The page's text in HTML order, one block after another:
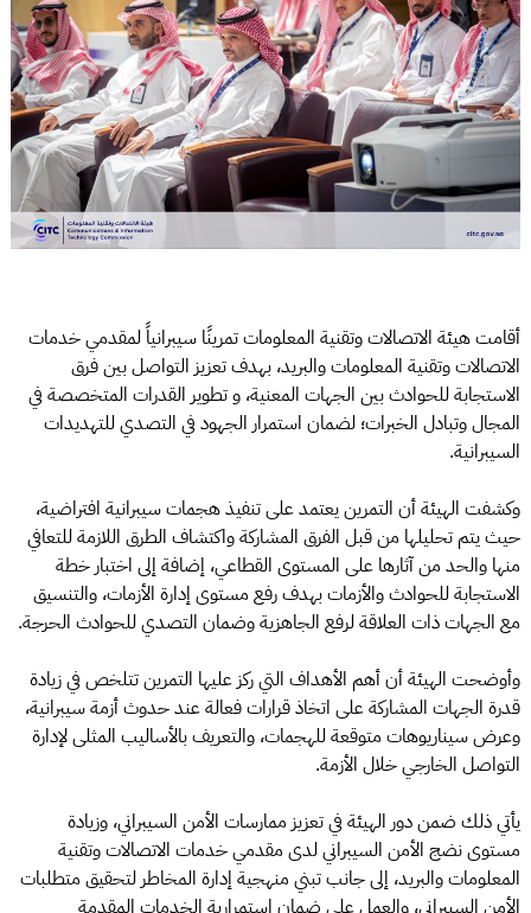
أقامت هيئة الاتصالات وتقنية المعلومات تمرينًا سيبرانياً لمقدمي خدمات
الاتصالات وتقنية المعلومات والبريد، بهدف تعزيز التواصل بين فرق
الاستجابة للحوادث بين الجهات المعنية، و تطوير القدرات المتخصصة في
المجال وتبادل الخبرات؛ لضمان استمرار الجهود في التصدي للتهديدات
السيبرانية.
وكشفت الهيئة أن التمرين يعتمد على تنفيذ هجمات سيبرانية افتراضية،
حيث يتم تحليلها من قبل الفرق المشاركة واكتشاف الطرق اللازمة للتعافي
منها والحد من آثارها على المستوى القطاعي، إضافة إلى اختبار خطة
الاستجابة للحوادث والأزمات بهدف رفع مستوى إدارة الأزمات، والتنسيق
مع الجهات ذات العلاقة لرفع الجاهزية وضمان التصدي للحوادث الحرجة.
وأوضحت الهيئة أن أهم الأهداف التي ركز عليها التمرين تتلخص في زيادة
قدرة الجهات المشاركة على اتخاذ قرارات فعالة عند حدوث أزمة سيبرانية،
وعرض سيناريوهات متوقعة للهجمات، والتعريف بالأساليب المثلى لإدارة
التواصل الخارجي خلال الأزمة.
يأتي ذلك ضمن دور الهيئة في تعزيز ممارسات الأمن السيبراني، وزيادة
مستوى نضج الأمن السيبراني لدى مقدمي خدمات الاتصالات وتقنية
المعلومات والبريد، إلى جانب تبني منهجية إدارة المخاطر لتحقيق متطلبات
الأمن السيبراني، والعمل على ضمان استمرارية الخدمات المقدمة